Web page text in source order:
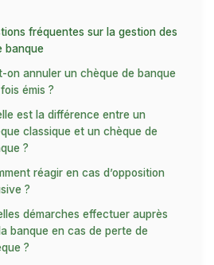
fréquentes sur la gestion des
banque
on annuler un chèque de banque
émis ?
est la différence entre un
classique et un chèque de
?
réagir en cas d’opposition
?
démarches effectuer auprès
banque en cas de perte de
?